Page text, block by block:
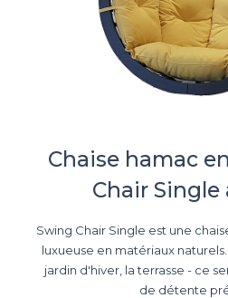
Chaise hamac
Chair
Swing Chair Single est une
luxueuse en matériaux
jardin d'hiver, la terrasse - ce
de détente